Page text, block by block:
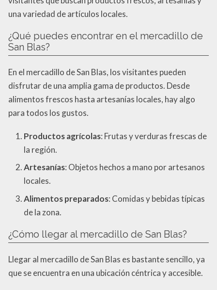
una variedad de artículos locales.
¿Qué puedes encontrar en el mercadillo de
San Blas?
En el mercadillo de San Blas, los visitantes pueden
disfrutar de una amplia gama de productos. Desde
alimentos frescos hasta artesanías locales, hay algo
para todos los gustos.
Productos agrícolas: Frutas y verduras frescas de
la región.
Artesanías: Objetos hechos a mano por artesanos
locales.
Alimentos preparados: Comidas y bebidas típicas
de la zona.
¿Cómo llegar al mercadillo de San Blas?
Llegar al mercadillo de San Blas es bastante sencillo, ya
que se encuentra en una ubicación céntrica y accesible.